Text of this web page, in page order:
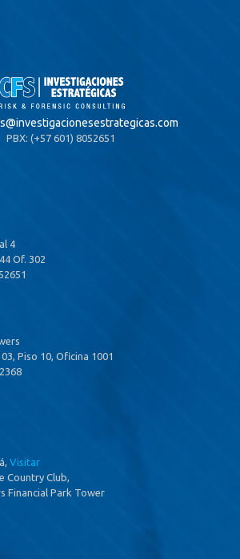
investigacionesestrategicas.com
PBX: (+57 601) 8052651
4
Of. 302
Piso 10, Oficina 1001
Visitar
Country Club,
Financial Park Tower